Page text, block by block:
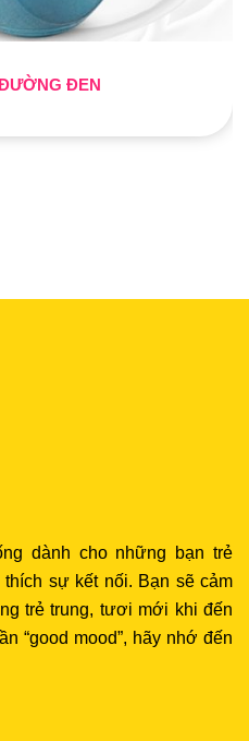
ĐEN
dành cho những bạn trẻ
sự kết nối. Bạn sẽ cảm
trẻ trung, tươi mới khi đến
“good mood”, hãy nhớ đến